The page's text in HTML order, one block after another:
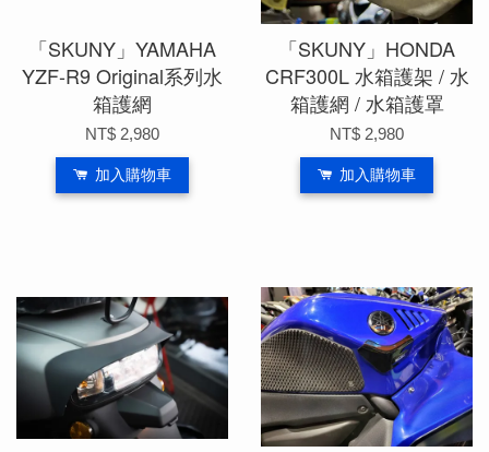
「SKUNY」YAMAHA
YZF-R9 Original系列水
箱護網
NT$ 2,980
加入購物車
「SKUNY」HONDA
CRF300L 水箱護架 / 水
箱護網 / 水箱護罩
NT$ 2,980
加入購物車